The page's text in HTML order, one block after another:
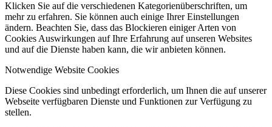
Klicken Sie auf die verschiedenen Kategorienüberschriften, um
mehr zu erfahren. Sie können auch einige Ihrer Einstellungen
ändern. Beachten Sie, dass das Blockieren einiger Arten von
Cookies Auswirkungen auf Ihre Erfahrung auf unseren Websites
und auf die Dienste haben kann, die wir anbieten können.
Notwendige Website Cookies
Diese Cookies sind unbedingt erforderlich, um Ihnen die auf unserer
Webseite verfügbaren Dienste und Funktionen zur Verfügung zu
stellen.